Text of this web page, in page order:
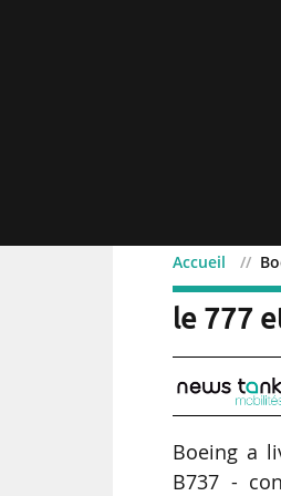
Accueil
Boeing
le 777
Boeing a
B737 -